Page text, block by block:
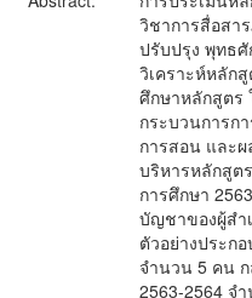
วิชาการสื่อสา
ปรับปรุง พุทธศั
วิเคราะห์หลัก
ศึกษาหลักสูตร
กระบวนการก
การสอน และ
บริหารหลักสูต
การศึกษา
บัญชาของผู้สำ
ตัวอย่างประก
จำนวน 5 คน
2563-2564 จ